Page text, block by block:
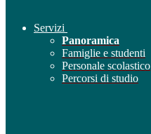
Servizi
Panoramica
Famiglie e studenti
Personale scolastico
Percorsi di studio